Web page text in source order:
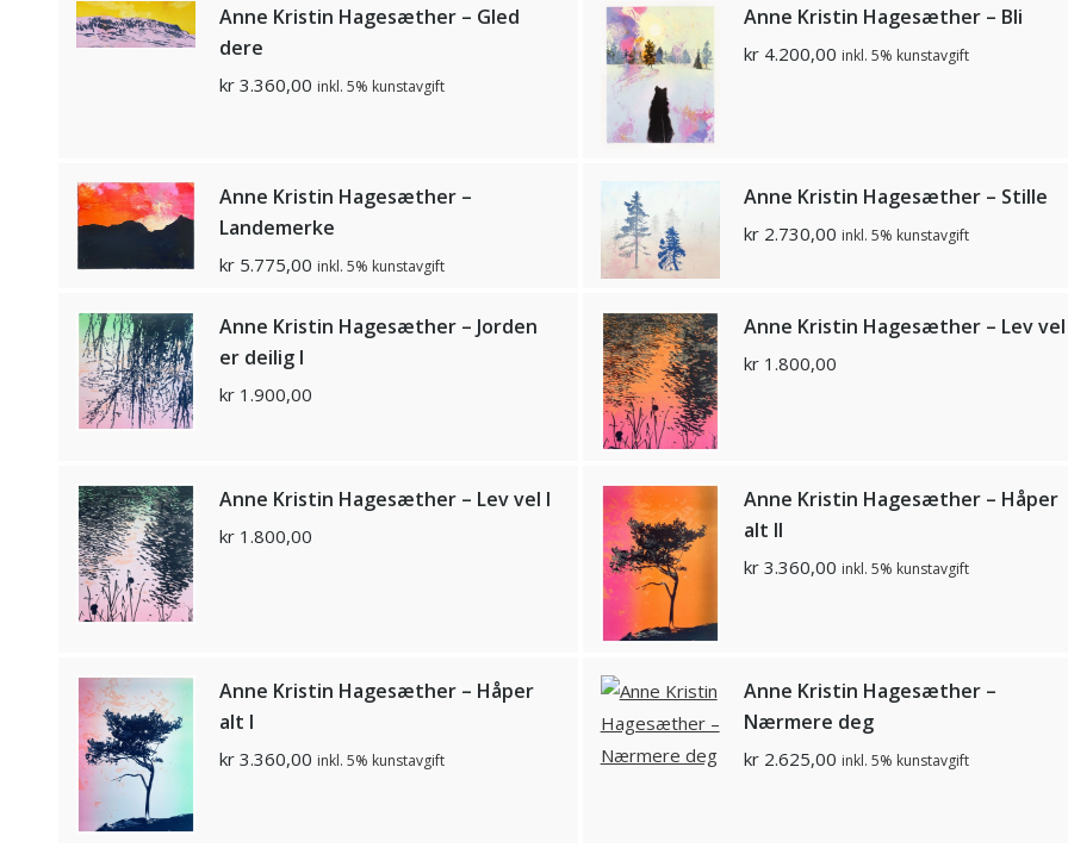
Anne Kristin Hagesæther – Gled
dere
kr 3.360,00 inkl. 5% kunstavgift
Anne Kristin Hagesæther – Bli
kr4.200,00 inkl. 5% kunstavgift
Anne Kristin Hagesæther –
Landemerke
kr 5.775,00 inkl. 5% kunstavgift
Anne Kristin Hagesæther – Stille
kr2.730,00 inkl. 5% kunstavgift
Anne Kristin Hagesæther – Jorden
er deilig I
kr 1.900,00
Anne Kristin Hagesæther – Lev vel
kr1.800,00
Anne Kristin Hagesæther – Lev vel I
kr 1.800,00
Anne Kristin Hagesæther – Håper
alt II
kr3.360,00 inkl. 5% kunstavgift
Anne Kristin Hagesæther – Håper
alt I
kr 3.360,00 inkl. 5% kunstavgift
Anne Kristin Hagesæther –
Nærmere deg
kr2.625,00 inkl. 5% kunstavgift